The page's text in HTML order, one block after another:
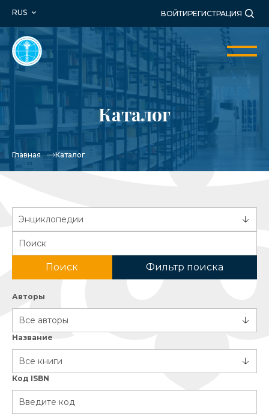
RUS ВОЙТИРЕГИСТРАЦИЯ
Каталог
Главная Каталог
Поиск Фильтр поиска
Авторы
Название
Код ISBN